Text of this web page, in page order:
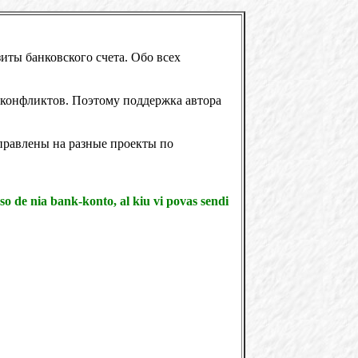
банковского счета. Обо всех
Поэтому поддержка автора
на разные проекты по
de nia bank-konto, al kiu vi povas sendi